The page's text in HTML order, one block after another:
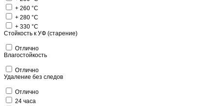
+ 260 °C
+ 280 °C
+ 330 °C
Стойкость к УФ (старение)
Отлично
Влагостойкость
Отлично
Удаление без следов
Отлично
24 часа